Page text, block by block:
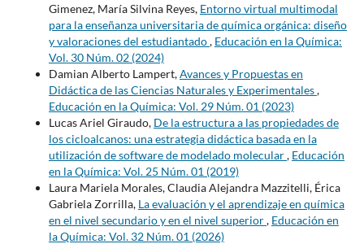
Gimenez, María Silvina Reyes, Entorno virtual multimodal
para la enseñanza universitaria de química orgánica: diseño
y valoraciones del estudiantado, Educación en la Química:
Vol. 30 Núm. 02 (2024)
Damian Alberto Lampert,Avances y Propuestas en
Didáctica de las Ciencias Naturales y Experimentales,
Educación en la Química: Vol. 29 Núm. 01 (2023)
Lucas Ariel Giraudo, De la estructura a las propiedades de
los cicloalcanos: una estrategia didáctica basada en la
utilización de software de modelado molecular, Educación
en la Química: Vol. 25 Núm. 01 (2019)
Laura Mariela Morales, Claudia Alejandra Mazzitelli, Érica
Gabriela Zorrilla, La evaluación y el aprendizaje en química
en el nivel secundario y en el nivel superior, Educación en
la Química: Vol. 32 Núm. 01 (2026)